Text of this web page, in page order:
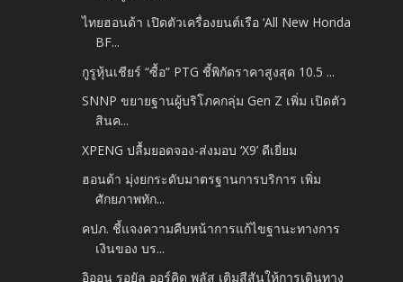
ไทยฮอนด้า เปิดตัวเครื่องยนต์เรือ ‘All New Honda
BF...
กูรูหุ้นเชียร์ “ซื้อ” PTG ชี้พิกัดราคาสูงสุด 10.5 ...
SNNP ขยายฐานผู้บริโภคกลุ่ม Gen Z เพิ่ม เปิดตัว
สินค...
XPENG ปลื้มยอดจอง-ส่งมอบ ‘X9’ ดีเยี่ยม
ฮอนด้า มุ่งยกระดับมาตรฐานการบริการ เพิ่ม
ศักยภาพทัก...
คปภ. ชี้แจงความคืบหน้าการแก้ไขฐานะทางการ
เงินของ บร...
อิออน รอยัล ออร์คิด พลัส เติมสีสันให้การเดินทาง